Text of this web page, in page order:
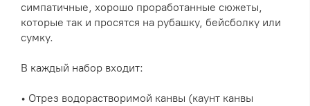
симпатичные, хорошо проработанные сюжеты,
которые так и просятся на рубашку, бейсболку или
сумку.
В каждый набор входит:
• Отрез водорастворимой канвы (каунт канвы